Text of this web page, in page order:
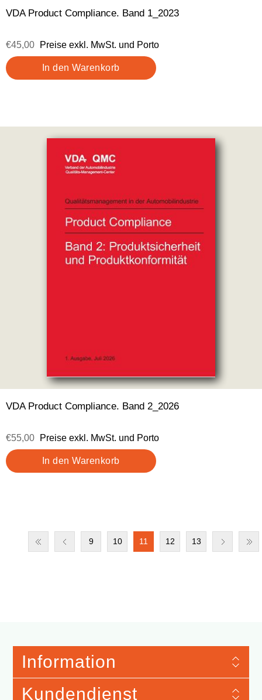
VDA Product Compliance. Band 1_2023
€45,00 Preise exkl. MwSt. und Porto
VDA Product Compliance. Band 2_2026
€55,00 Preise exkl. MwSt. und Porto
9 10 11 12 13
Information
Kundendienst